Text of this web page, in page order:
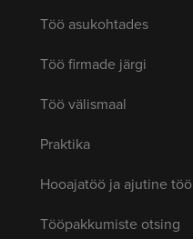
Töö asukohtades
Töö firmade järgi
Töö välismaal
Praktika
Hooajatöö ja ajutine töö
Tööpakkumiste otsing